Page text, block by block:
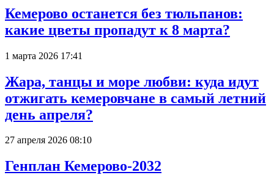
Кемерово останется без тюльпанов:
какие цветы пропадут к 8 марта?
1 марта 2026 17:41
Жара, танцы и море любви: куда идут
отжигать кемеровчане в самый летний
день апреля?
27 апреля 2026 08:10
Генплан Кемерово-2032